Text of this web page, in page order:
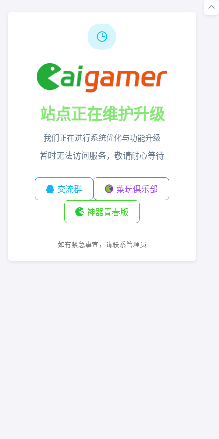
站点正在维护升级
我们正在进行系统优化与功能升级
暂时无法访问服务，敬请耐心等待
交流群 菜玩俱乐部
神器青春版
如有紧急事宜，请联系管理员